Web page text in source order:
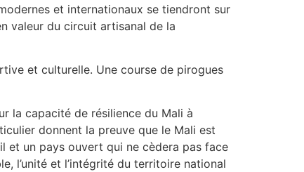
et internationaux se tiendront sur
valeur du circuit artisanal de la
et culturelle. Une course de pirogues
la capacité de résilience du Mali à
donnent la preuve que le Mali est
et un pays ouvert qui ne cèdera pas face
l’unité et l’intégrité du territoire national